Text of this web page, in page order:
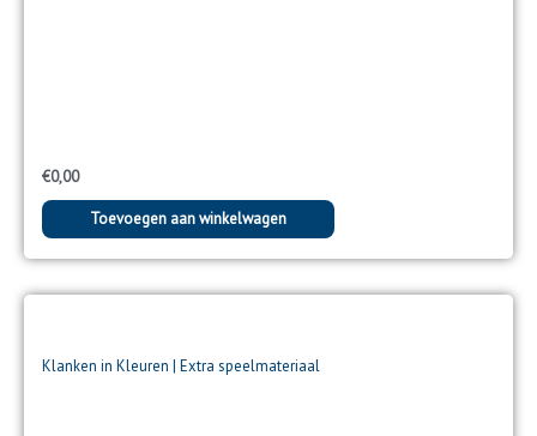
€0,00
Toevoegen aan winkelwagen
Klanken in Kleuren | Extra speelmateriaal